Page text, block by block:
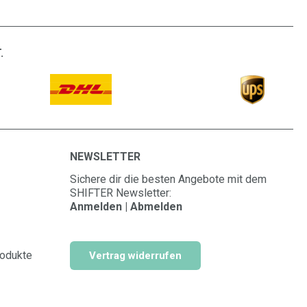
NEWSLETTER
Sichere dir die besten Angebote mit dem
SHIFTER Newsletter:
Anmelden | Abmelden
Vertrag widerrufen